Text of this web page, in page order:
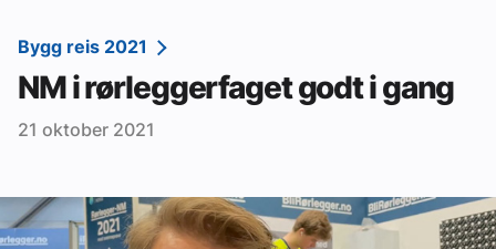
Redaksjonen
Om Byggfakta
Annonsere
Kontakt oss
Bygg reis 2021
NM i rørleggerfaget godt i gang
21 oktober 2021